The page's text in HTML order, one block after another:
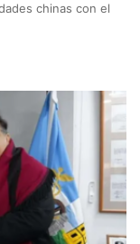
chinas con el